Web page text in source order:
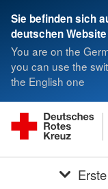
Sie befinden sich
deutschen Website
You are on the
you can use the
the English one